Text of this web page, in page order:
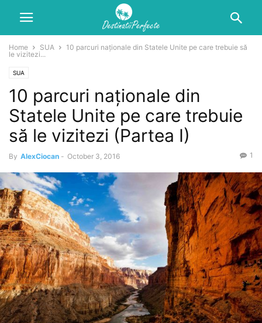
Home SUA
10 parcuri naționale din Statele Unite pe care trebuie să
le vizitezi...
SUA
10 parcuri naționale din
Statele Unite pe care trebuie
să le vizitezi (Partea I)
By AlexCiocan - October 3, 2016 1